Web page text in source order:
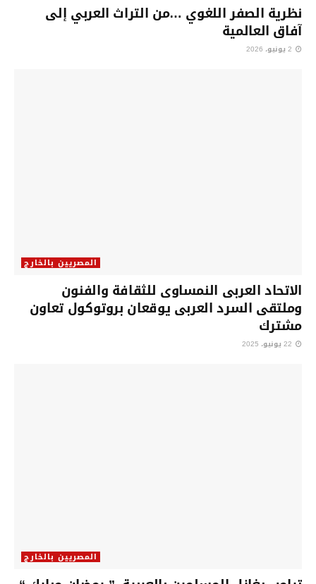
نظرية الصفر اللغوي …من التراث العربي إلى
آفاق العالمية
المصريين بالخارج
الاتحاد العربى النمساوى للثقافة والفنون
وملتقى السرد العربى يوقعان بروتوكول تعاون
مشترك
المصريين بالخارج